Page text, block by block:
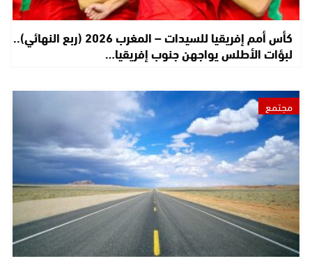
كأس أمم إفريقيا للسيدات – المغرب 2026 (ربع النهائي)..
لبؤات الأطلس يواجهن جنوب إفريقيا…
مجتمع